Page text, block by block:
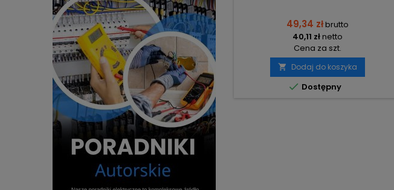
49,34 złbrutto
40,11 złnetto
Cena za szt.
 Dodaj do koszyka
 Dostępny